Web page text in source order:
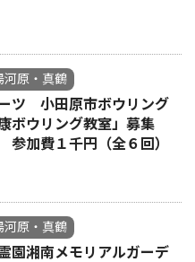
河原・真鶴
ツ 小田原市ボウリング
ボウリング教室」募集
加費１千円（全６回）
河原・真鶴
園湘南メモリアルガーデ